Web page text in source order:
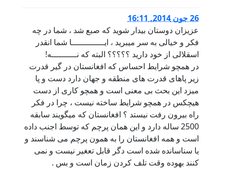
26 جون 2014, 16:11
عزیزان دوستان بیدار شوید که صبع شد ، شما در چه
فکر و خیالی به سر میبرید ، ایـــــــــــــا شما انقدر
اسقلالی از خود دارید ؟؟؟؟؟ البته که نــــــــــه!
در همچو شرایط احساس که افغانستان در گیر قدرت
زیر پاهای قدرت های منطقه و جهان دارد دست و پا
میزد این بحث بی معنی است و همچو کاری از دست
هیچکس در همچو شرایط ساخته نیست ، چرا در فکر
راه بیرون رفت نیستد ؟ افغانستان که میگویند سابقه
2500 ساله دارد و این همان پرچم که توسط اجنب داده
است و همه افغانستان را به همون پرچم می شناسند و
یا سناسانده شده است دگر قابل تعغیر نیست و نمی
کنند بهوده وقت تلف کردن زمان است و بس .